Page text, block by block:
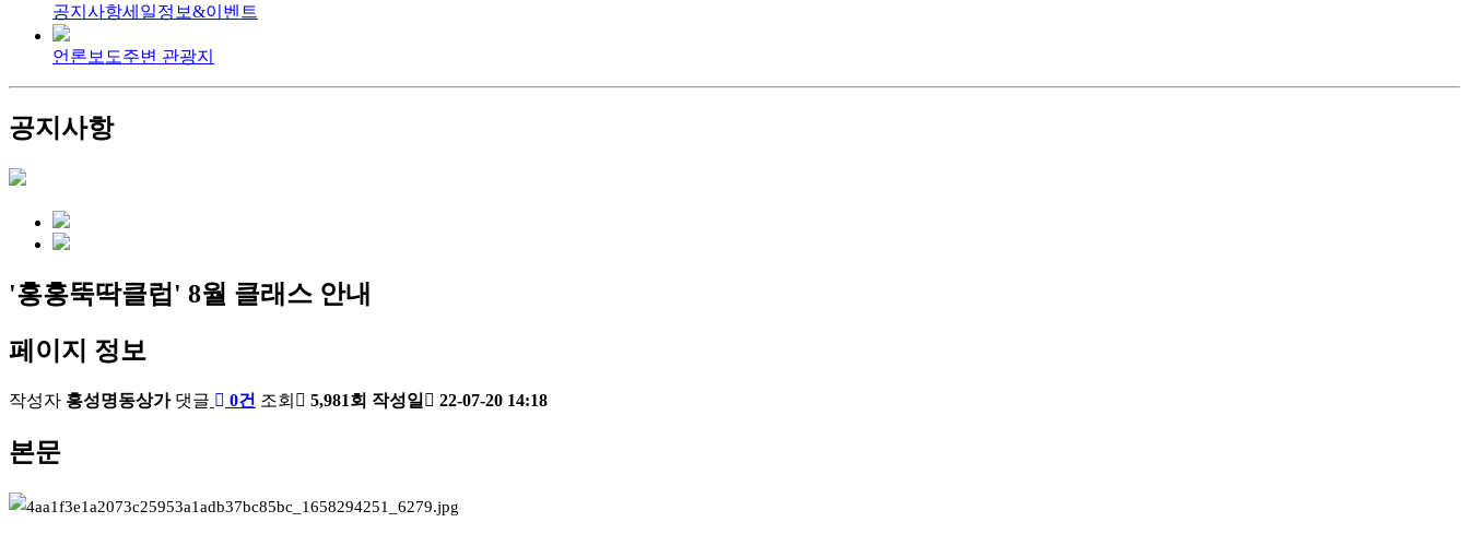
공지사항세일정보&이벤트
언론보도주변 관광지
공지사항
'홍홍뚝딱클럽' 8월 클래스 안내
페이지 정보
작성자 홍성명동상가 댓글 0건 조회 5,981회 작성일 22-07-20 14:18
본문